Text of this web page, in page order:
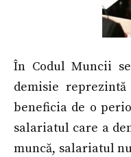
În Codul Muncii
demisie
beneficia de o
salariatul care a
muncă, salariatul